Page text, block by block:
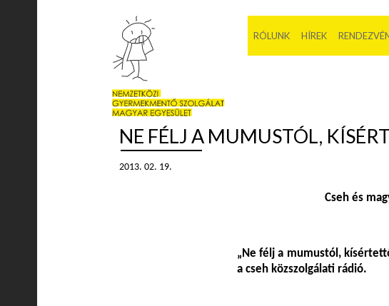
RÓLUNK HÍREK
NE FÉLJ A MUMUSTÓL,
2013. 02. 19.
Cseh és
„Ne félj a mumustól,
a cseh közszolgálati rádió.